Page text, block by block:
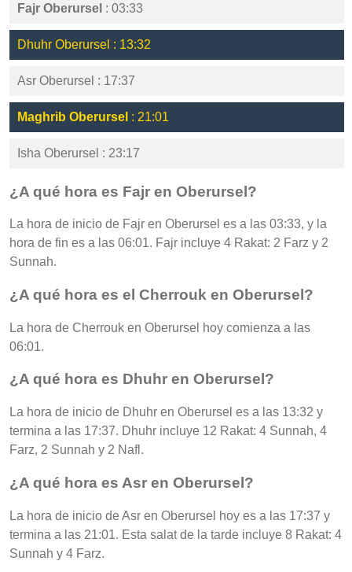
Fajr Oberursel : 03:33
Dhuhr Oberursel : 13:32
Asr Oberursel : 17:37
Maghrib Oberursel : 21:01
Isha Oberursel : 23:17
¿A qué hora es Fajr en Oberursel?
La hora de inicio de Fajr en Oberursel es a las 03:33, y la
hora de fin es a las 06:01. Fajr incluye 4 Rakat: 2 Farz y 2
Sunnah.
¿A qué hora es el Cherrouk en Oberursel?
La hora de Cherrouk en Oberursel hoy comienza a las
06:01.
¿A qué hora es Dhuhr en Oberursel?
La hora de inicio de Dhuhr en Oberursel es a las 13:32 y
termina a las 17:37. Dhuhr incluye 12 Rakat: 4 Sunnah, 4
Farz, 2 Sunnah y 2 Nafl.
¿A qué hora es Asr en Oberursel?
La hora de inicio de Asr en Oberursel hoy es a las 17:37 y
termina a las 21:01. Esta salat de la tarde incluye 8 Rakat: 4
Sunnah y 4 Farz.